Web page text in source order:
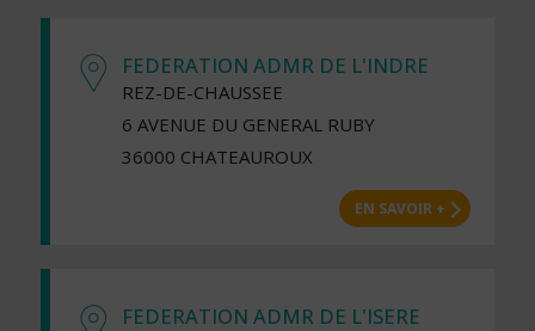
FEDERATION ADMR DE L'INDRE
REZ-DE-CHAUSSEE
6 AVENUE DU GENERAL RUBY
36000 CHATEAUROUX
EN SAVOIR +
FEDERATION ADMR DE L'ISERE